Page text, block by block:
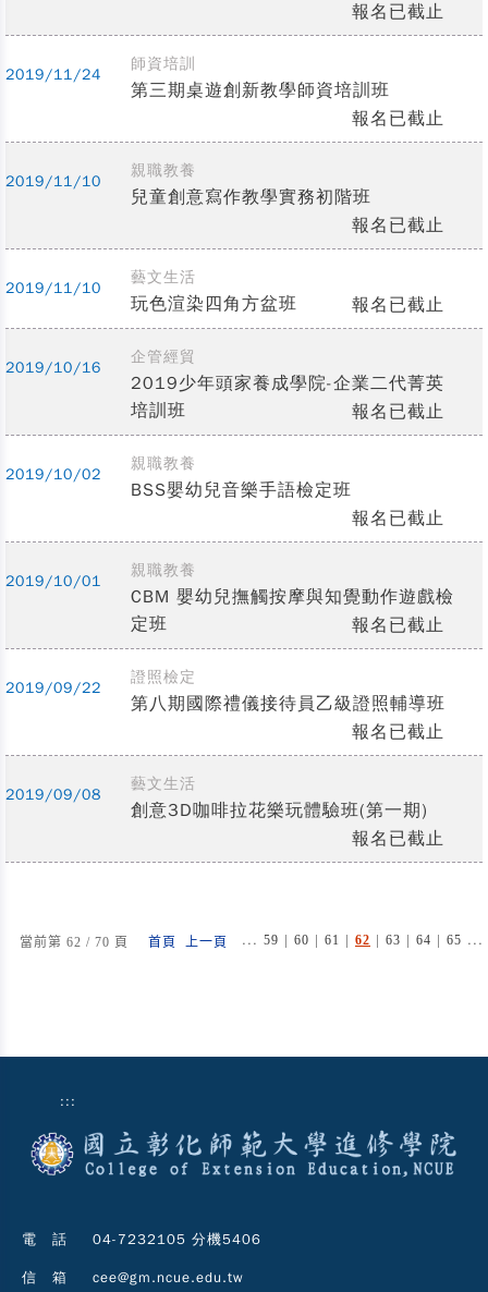
報名已截止
2019/11/24
師資培訓
第三期桌遊創新教學師資培訓班
報名已截止
2019/11/10
親職教養
兒童創意寫作教學實務初階班
報名已截止
2019/11/10
藝文生活
玩色渲染四角方盆班 報名已截止
2019/10/16
企管經貿
2019少年頭家養成學院-企業二代菁英
培訓班
報名已截止
2019/10/02
親職教養
BSS嬰幼兒音樂手語檢定班
報名已截止
2019/10/01
親職教養
CBM 嬰幼兒撫觸按摩與知覺動作遊戲檢
定班
報名已截止
2019/09/22
證照檢定
第八期國際禮儀接待員乙級證照輔導班
報名已截止
2019/09/08
藝文生活
創意3D咖啡拉花樂玩體驗班(第一期)
報名已截止
當前第 62 / 70 頁 首頁 上一頁 ... 59 | 60 | 61 | 62 | 63 | 64 | 65 ...
:::
電 話 04-7232105 分機5406
信 箱 cee@gm.ncue.edu.tw